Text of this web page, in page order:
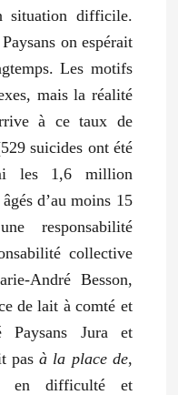
situation difficile.
on espérait
Les motifs
mais la réalité
à ce taux de
suicides ont été
les 1,6 million
d’au moins 15
responsabilité
collective
André Besson,
de lait à comté et
Paysans Jura et
pasà la place de,
en difficulté et